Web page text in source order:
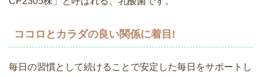
ココロとカラダの良い関係に着目!
毎日の習慣として続けることで安定した毎日をサポートし